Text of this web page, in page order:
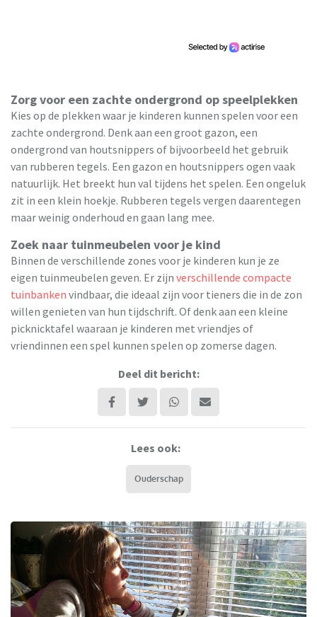
Zorg voor een zachte ondergrond op speelplekken
Kies op de plekken waar je kinderen kunnen spelen voor een
zachte ondergrond. Denk aan een groot gazon, een
ondergrond van houtsnippers of bijvoorbeeld het gebruik
van rubberen tegels. Een gazon en houtsnippers ogen vaak
natuurlijk. Het breekt hun val tijdens het spelen. Een ongeluk
zit in een klein hoekje. Rubberen tegels vergen daarentegen
maar weinig onderhoud en gaan lang mee.
Zoek naar tuinmeubelen voor je kind
Binnen de verschillende zones voor je kinderen kun je ze
eigen tuinmeubelen geven. Er zijn verschillende compacte
tuinbanken vindbaar, die ideaal zijn voor tieners die in de zon
willen genieten van hun tijdschrift. Of denk aan een kleine
picknicktafel waaraan je kinderen met vriendjes of
vriendinnen een spel kunnen spelen op zomerse dagen.
Deel dit bericht:
Lees ook:
Ouderschap